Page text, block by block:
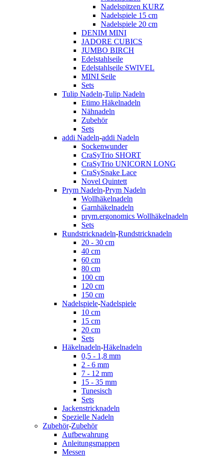
Nadelspitzen KURZ
Nadelspiele 15 cm
Nadelspiele 20 cm
DENIM MINI
JADORE CUBICS
JUMBO BIRCH
Edelstahlseile
Edelstahlseile SWIVEL
MINI Seile
Sets
Tulip Nadeln-Tulip Nadeln
Etimo Häkelnadeln
Nähnadeln
Zubehör
Sets
addi Nadeln-addi Nadeln
Sockenwunder
CraSyTrio SHORT
CraSyTrio UNICORN LONG
CraSySnake Lace
Novel Quintett
Prym Nadeln-Prym Nadeln
Wollhäkelnadeln
Garnhäkelnadeln
prym.ergonomics Wollhäkelnadeln
Sets
Rundstricknadeln-Rundstricknadeln
20 - 30 cm
40 cm
60 cm
80 cm
100 cm
120 cm
150 cm
Nadelspiele-Nadelspiele
10 cm
15 cm
20 cm
Sets
Häkelnadeln-Häkelnadeln
0,5 - 1,8 mm
2 - 6 mm
7 - 12 mm
15 - 35 mm
Tunesisch
Sets
Jackenstricknadeln
Spezielle Nadeln
Zubehör-Zubehör
Aufbewahrung
Anleitungsmappen
Messen